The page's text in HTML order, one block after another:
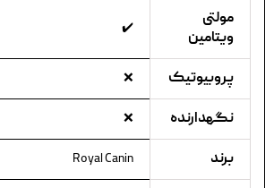
مولتی
ویتامین
✔️
پروبیوتیک ❌
نگهدارنده ❌
برند Royal Canin